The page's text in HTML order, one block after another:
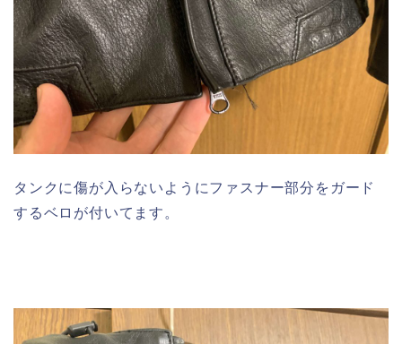
タンクに傷が入らないようにファスナー部分をガード
するベロが付いてます。